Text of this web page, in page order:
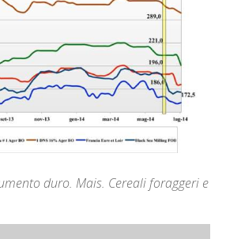
duro. Mais. Cereali foraggeri e